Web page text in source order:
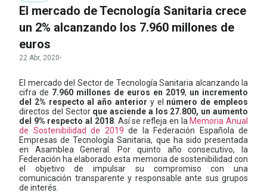
El mercado de Tecnología Sanitaria crece
un 2% alcanzando los 7.960 millones de
euros
22 Abr, 2020·
El mercado del Sector de Tecnología Sanitaria alcanzando la
cifra de 7.960 millones de euros en 2019, un incremento
del 2% respecto al año anterior y el número de empleos
directos del Sector que asciende a los 27.800, un aumento
del 9% respecto al 2018. Así se refleja en la Memoria Anual
de Sostenibilidad de 2019 de la Federación Española de
Empresas de Tecnología Sanitaria, que ha sido presentada
en Asamblea General. Por quinto año consecutivo, la
Federación ha elaborado esta memoria de sostenibilidad con
el objetivo de impulsar su compromiso con una
comunicación transparente y responsable ante sus grupos
de interés.